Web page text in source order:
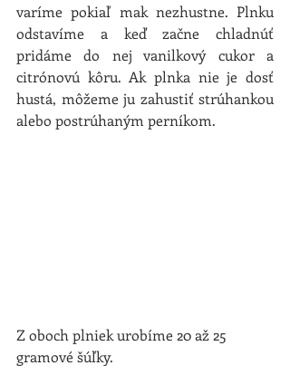
varíme pokiaľ mak nezhustne. Plnku
odstavíme a keď začne chladnúť
pridáme do nej vanilkový cukor a
citrónovú kôru. Ak plnka nie je dosť
hustá, môžeme ju zahustiť strúhankou
alebo postrúhaným perníkom.
Z oboch plniek urobíme 20 až 25
gramové šúľky.